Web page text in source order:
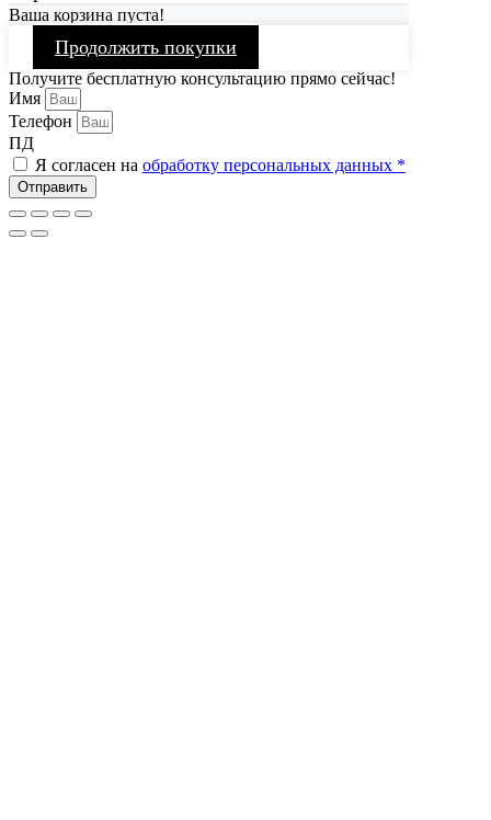
Ваша корзина пуста!
Продолжить покупки
Получите бесплатную консультацию прямо сейчас!
Имя
Телефон
ПД
Я согласен на обработку персональных данных *
Отправить